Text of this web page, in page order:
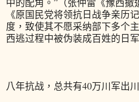
《原国民党将领抗日战争亲历
度，致使其不愿采纳部下多个
西逃过程中被伪装成百姓的日
八年抗战，总共有40万川军出